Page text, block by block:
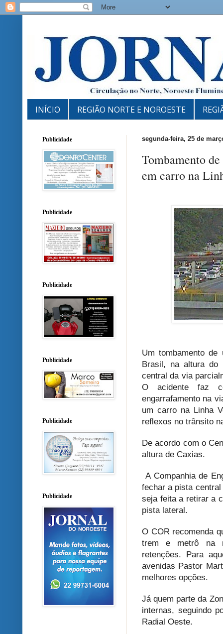
INÍCIO REGIÃO NORTE E NOROESTE
segunda-feira, 25 de
Tombamento
em carro na
Um tombamento de
Brasil, na altura do
central da via
O acidente faz
engarrafamento na
um carro na Linha
reflexos no trânsito
De acordo com o
altura de Caxias.
A Companhia de
fechar a pista
seja feita a retirar a
pista lateral.
O COR recomenda
trem e metrô na
retenções. Para
avenidas Pastor
melhores opções.
Já quem parte da
internas, seguindo
Radial Oeste.
Publicidade
Publicidade
Publicidade
Publicidade
Publicidade
Publicidade